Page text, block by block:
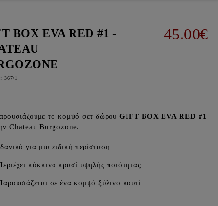
BOX EVA RED #1 -
45.00€
367/1
το κομψό σετ δώρουGIFT BOX EVA RED #1
Chateau Burgozone.
για μια ειδική περίσταση
κόκκινο κρασί υψηλής ποιότητας
σε ένα κομψό ξύλινο κουτί